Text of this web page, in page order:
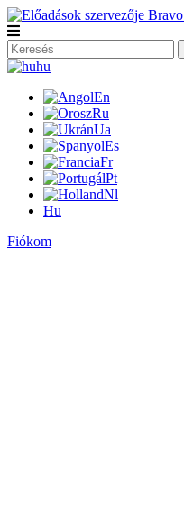
hu
En
Ru
Ua
Es
Fr
Pt
Nl
Hu
Fiókom